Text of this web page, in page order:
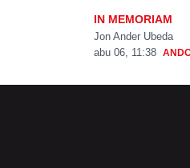
IN MEMORIAM
Jon Ander Ubeda
abu 06, 11:38